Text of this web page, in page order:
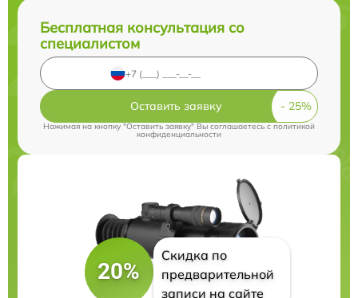
Бесплатная консультация со
специалистом
Оставить заявку
Нажимая на кнопку "Оставить заявку" Вы соглашаетесь cполитикой
конфиденциальности
20%
Скидка по
предварительной
записи на сайте